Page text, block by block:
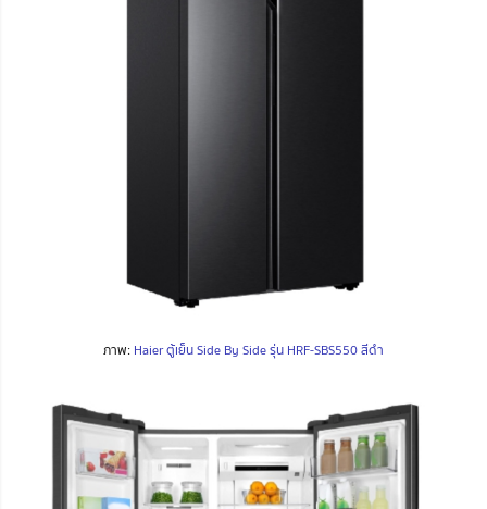
ภาพ: Haier ตู้เย็น Side By Side รุ่น HRF-SBS550 สีดำ